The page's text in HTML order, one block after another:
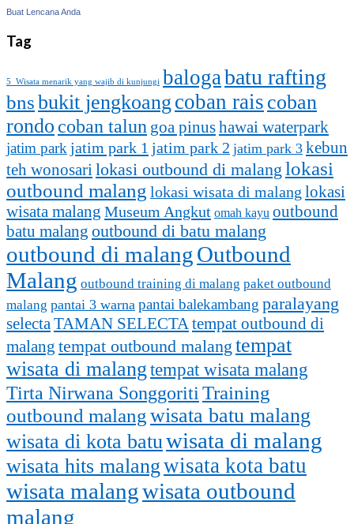
Buat Lencana Anda
Tag
5 Wisata menarik yang wajib di kunjungi balogabatu rafting
bnsbukit jengkoang coban rais coban
rondo coban talun goa pinushawai waterpark
jatim park jatim park 1 jatim park 2 jatim park 3 kebun
teh wonosarilokasi outbound di malang lokasi
outbound malang lokasi wisata di malang lokasi
wisata malang Museum Angkut omah kayu outbound
batu malang outbound di batu malang
outbound di malangOutbound
Malang outbound training di malang paket outbound
malang pantai 3 warna pantai balekambang paralayang
selectaTAMAN SELECTAtempat outbound di
malang tempat outbound malang tempat
wisata di malangtempat wisata malang
Tirta Nirwana Songgoriti Training
outbound malangwisata batu malang
wisata di kota batuwisata di malang
wisata hits malangwisata kota batu
wisata malangwisata outbound
malang